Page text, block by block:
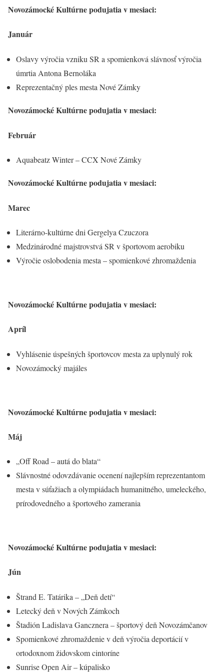
Novozámocké Kultúrne podujatia v mesiaci:
Január
Oslavy výročia vzniku SR a spomienková slávnosť výročia
úmrtia Antona Bernoláka
Reprezentačný ples mesta Nové Zámky
Novozámocké Kultúrne podujatia v mesiaci:
Február
Aquabeatz Winter – CCX Nové Zámky
Novozámocké Kultúrne podujatia v mesiaci:
Marec
Literárno-kultúrne dni Gergelya Czuczora
Medzinárodné majstrovstvá SR v športovom aerobiku
Výročie oslobodenia mesta – spomienkové zhromaždenia
Novozámocké Kultúrne podujatia v mesiaci:
Apríl
Vyhlásenie úspešných športovcov mesta za uplynulý rok
Novozámocký majáles
Novozámocké Kultúrne podujatia v mesiaci:
Máj
„Off Road – autá do blata“
Slávnostné odovzdávanie ocenení najlepším reprezentantom
mesta v súťažiach a olympiádach humanitného, umeleckého,
prírodovedného a športového zamerania
Novozámocké Kultúrne podujatia v mesiaci:
Jún
Štrand E. Tatárika – „Deň detí“
Letecký deň v Nových Zámkoch
Štadión Ladislava Gancznera – športový deň Novozámčanov
Spomienkové zhromaždenie v deň výročia deportácií v
ortodoxnom židovskom cintoríne
Sunrise Open Air – kúpalisko